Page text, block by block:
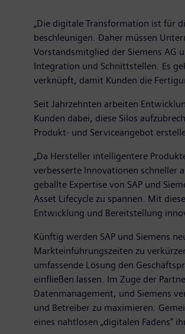
„Die digitale Transformation ist für
beschleunigen. Daher müssen
Vorstandsmitglied der Siemens AG
Integration und Schnittstellen. Es
verknüpft, damit Kunden die
Seit Jahrzehnten arbeiten
Kunden dabei, diese Silos
Produkt- und Serviceangebot
„Da Hersteller intelligentere
verbesserte Innovationen schneller
geballte Expertise von SAP und
Asset Lifecycle zu spannen. Mit
Entwicklung und Bereitstellung
Künftig werden SAP und Siemens
Markteinführungszeiten zu
umfassende Lösung den
einfließen lassen. Im Zuge der
Datenmanagement, und Siemens
und Betreiber zu maximieren.
eines nahtlosen „digitalen Fadens“